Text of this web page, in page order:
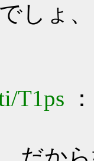
しょ
T1ps